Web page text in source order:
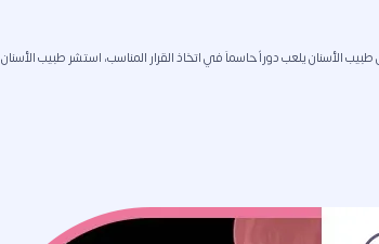
الأسنان يلعب دوراً حاسماَ في اتخاذ القرار المناسب، استشر طبيب الأسنان